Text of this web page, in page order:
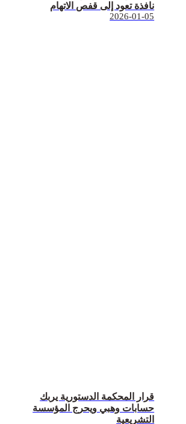
نافذة تعود إلى قفص الاتهام
2026-01-05
قرار المحكمة الدستورية يربك
حسابات وهبي ويحرج المؤسسة
التشريعية